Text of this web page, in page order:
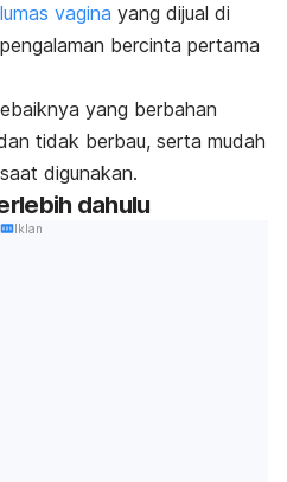
vagina yang dijual di
bercinta pertama
yang berbahan
tidak berbau, serta mudah
digunakan.
dahulu
Iklan